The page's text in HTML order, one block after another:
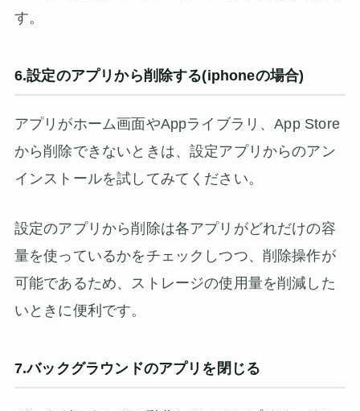
す。
6.設定のアプリから削除する(iphoneの場合)
アプリがホーム画面やAppライブラリ、App Store
から削除できないときは、設定アプリからのアン
インストールを試してみてください。
設定のアプリから削除は各アプリがどれだけの容
量を使っているかをチェックしつつ、削除操作が
可能であるため、ストレージの使用量を削減した
いときに便利です。
7.バックグラウンドのアプリを閉じる